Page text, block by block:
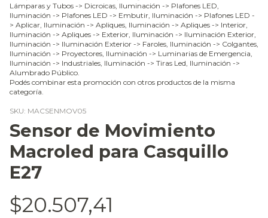
Lámparas y Tubos -> Dicroicas, Iluminación -> Plafones LED,
Iluminación -> Plafones LED -> Embutir, Iluminación -> Plafones LED -
> Aplicar, Iluminación -> Apliques, Iluminación -> Apliques -> Interior,
Iluminación -> Apliques -> Exterior, Iluminación -> Iluminación Exterior,
Iluminación -> Iluminación Exterior -> Faroles, Iluminación -> Colgantes,
Iluminación -> Proyectores, Iluminación -> Luminarias de Emergencia,
Iluminación -> Industriales, Iluminación -> Tiras Led, Iluminación ->
Alumbrado Público.
Podés combinar esta promoción con otros productos de la misma
categoría.
SKU: MACSENMOV05
Sensor de Movimiento
Macroled para Casquillo
E27
$20.507,41